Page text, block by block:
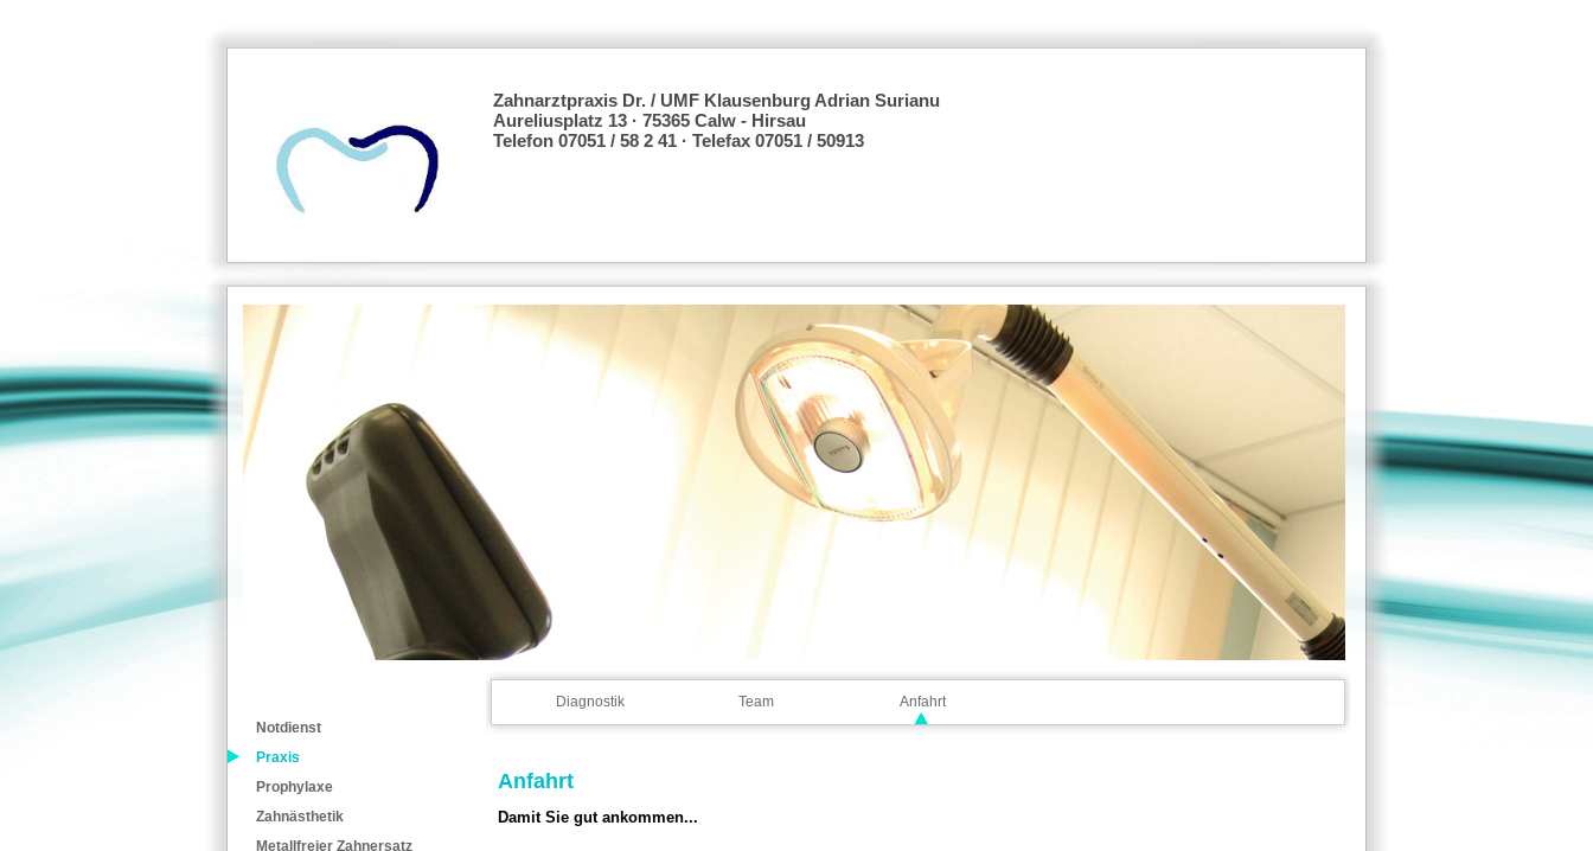
Zahnarztpraxis Dr. / UMF Klausenburg Adrian Surianu
Aureliusplatz 13 · 75365 Calw - Hirsau
Telefon 07051 / 58 2 41 · Telefax 07051 / 50913
Notdienst
Praxis
Prophylaxe
Zahnästhetik
Metallfreier Zahnersatz
Diagnostik Team Anfahrt
Anfahrt
Damit Sie gut ankommen...